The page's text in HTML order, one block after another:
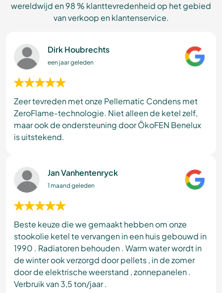
wereldwijd en 98 % klanttevredenheid op het gebied
van verkoop en klantenservice.
Dirk Houbrechts
een jaar geleden
Zeer tevreden met onze Pellematic Condens met
ZeroFlame-technologie. Niet alleen de ketel zelf,
maar ook de ondersteuning door ÖkoFEN Benelux
is uitstekend.
Jan Vanhentenryck
1 maand geleden
Beste keuze die we gemaakt hebben om onze
stookolie ketel te vervangen in een huis gebouwd in
1990 . Radiatoren behouden . Warm water wordt in
de winter ook verzorgd door pellets , in de zomer
door de elektrische weerstand , zonnepanelen .
Verbruik van 3,5 ton/jaar .